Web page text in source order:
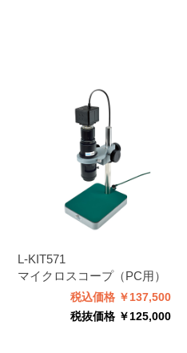
L-KIT571
マイクロスコープ（PC用）
税込価格 ￥137,500
税抜価格 ￥125,000